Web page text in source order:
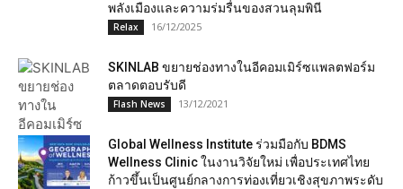
พลังเมืองและความร่มรื่นของสวนลุมพินี
Relax 16/12/2025
SKINLAB ขยายช่องทางในอีคอมเมิร์ซแพลตฟอร์ม
ตลาดตอบรับดี
Flash News 13/12/2021
Global Wellness Institute ร่วมมือกับ BDMS
Wellness Clinic ในงานวิจัยใหม่ เพื่อประเทศไทย
ก้าวขึ้นเป็นศูนย์กลางการท่องเที่ยวเชิงสุขภาพระดับ